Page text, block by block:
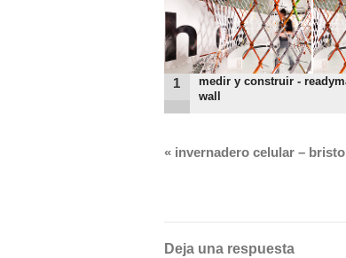
1
medir y construir -
wall
«invernadero celular –
Deja una respuesta